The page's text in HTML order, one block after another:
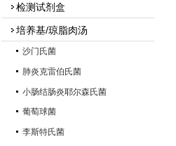
检测试剂盒
培养基/琼脂肉汤
沙门氏菌
肺炎克雷伯氏菌
小肠结肠炎耶尔森氏菌
葡萄球菌
李斯特氏菌